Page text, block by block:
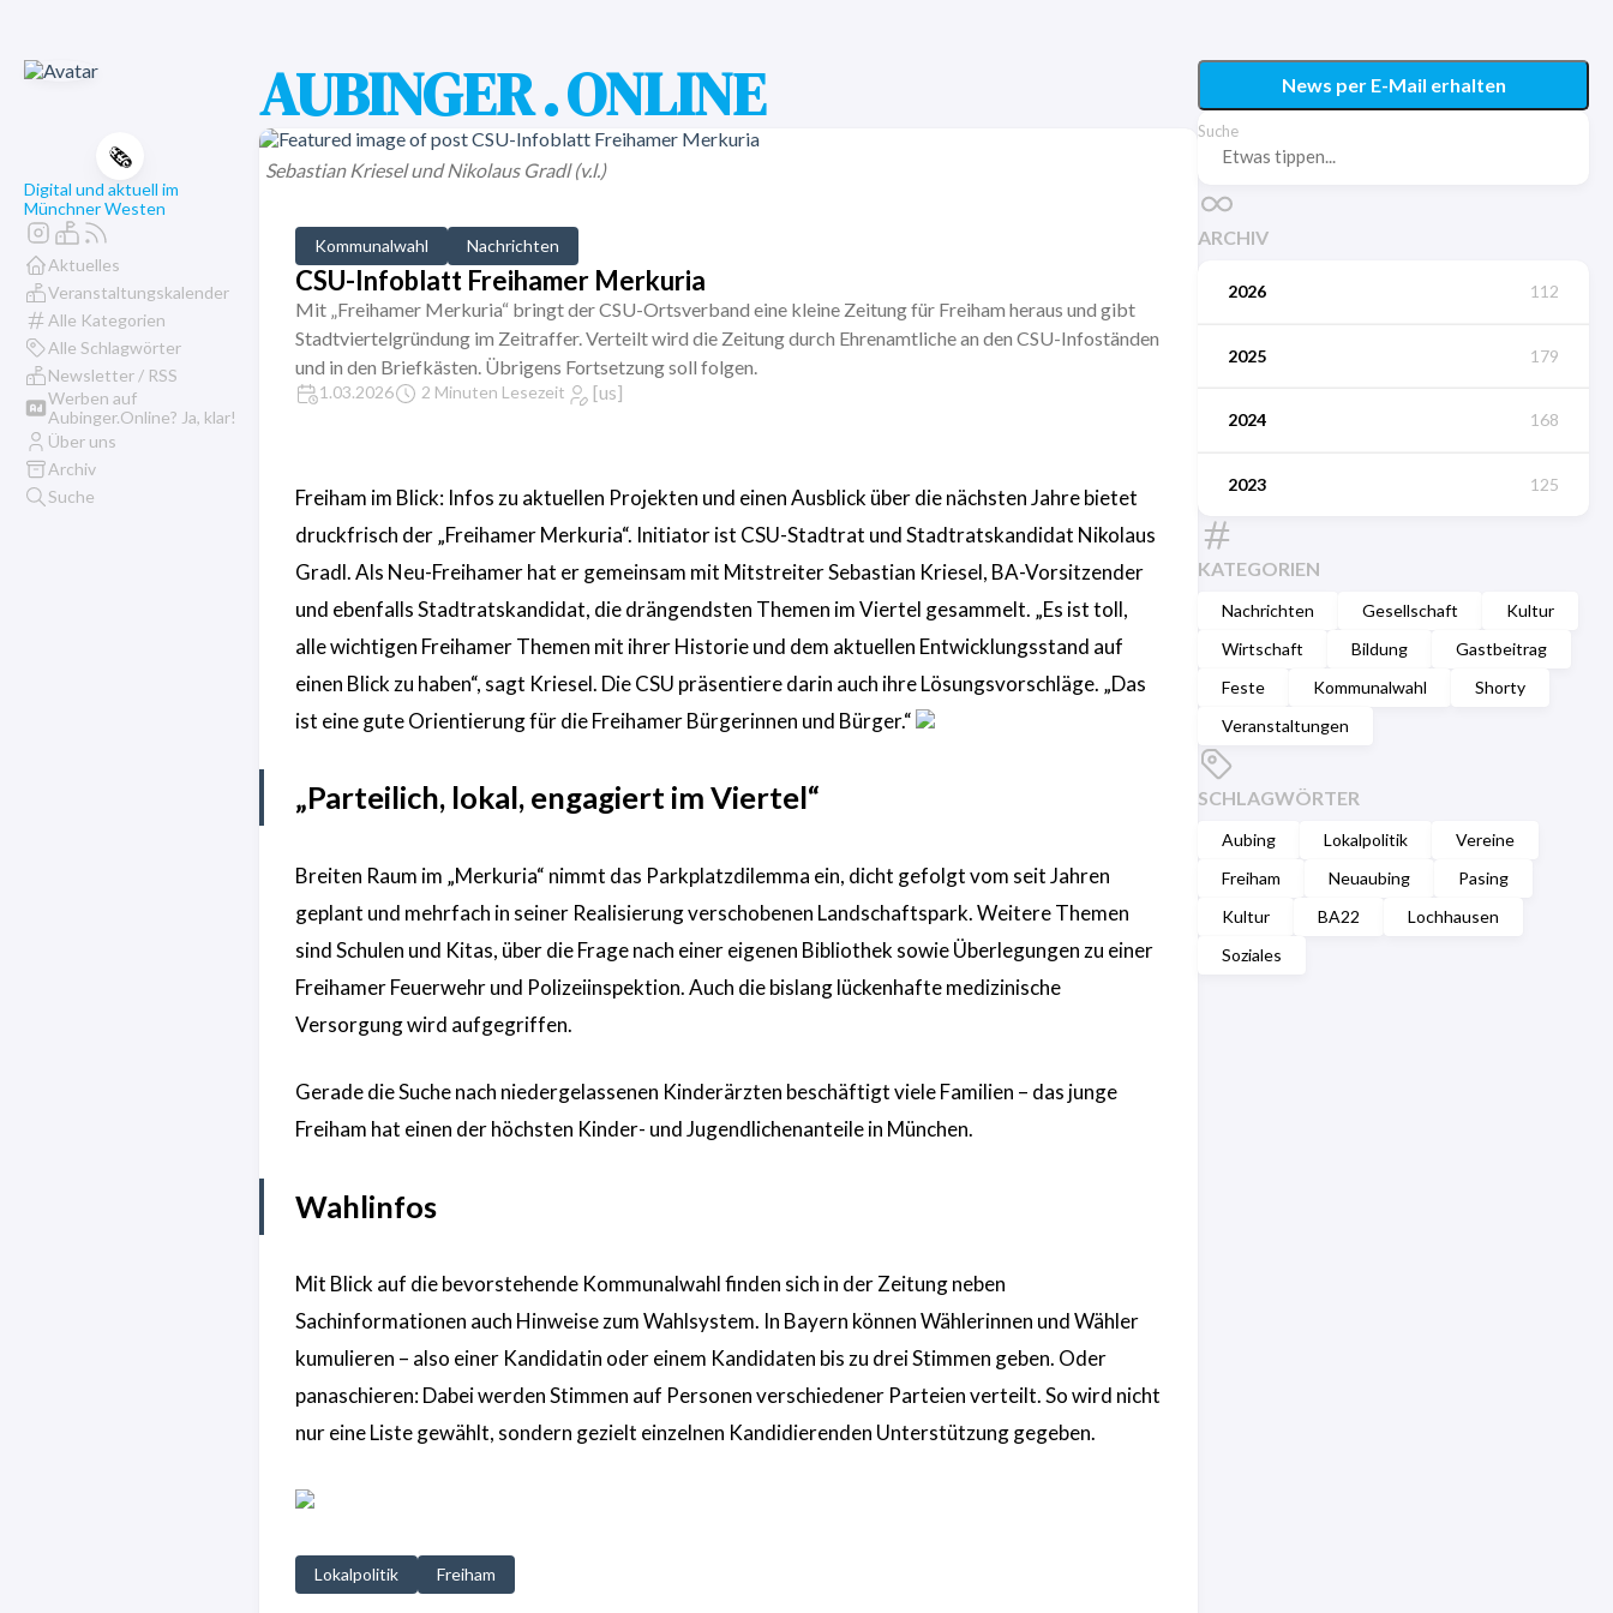
🗞️
Digital und aktuell im
Münchner Westen
Aktuelles
Veranstaltungskalender
Alle Kategorien
Alle Schlagwörter
Newsletter / RSS
Werben auf
Aubinger.Online? Ja, klar!
Über uns
Archiv
Suche
News per E-Mail erhalten
Suche
ARCHIV
2026 112
2025 179
2024 168
2023 125
KATEGORIEN
Nachrichten Gesellschaft
Kultur
Wirtschaft
Bildung
Gastbeitrag
Feste
Kommunalwahl
Shorty
Veranstaltungen
SCHLAGWÖRTER
Aubing Lokalpolitik
Vereine
Freiham
Neuaubing
Pasing
Kultur
BA22
Lochhausen
Soziales
AUBINGER . ONLINE
Sebastian Kriesel und Nikolaus Gradl (v.l.)
Kommunalwahl Nachrichten
CSU-Infoblatt Freihamer Merkuria
Mit „Freihamer Merkuria“ bringt der CSU-Ortsverband eine kleine Zeitung für Freiham heraus und gibt
Stadtviertelgründung im Zeitraffer. Verteilt wird die Zeitung durch Ehrenamtliche an den CSU-Infoständen
und in den Briefkästen. Übrigens Fortsetzung soll folgen.
1.03.2026 2 Minuten Lesezeit [us]
Freiham im Blick: Infos zu aktuellen Projekten und einen Ausblick über die nächsten Jahre bietet
druckfrisch der „Freihamer Merkuria“. Initiator ist CSU-Stadtrat und Stadtratskandidat Nikolaus
Gradl. Als Neu-Freihamer hat er gemeinsam mit Mitstreiter Sebastian Kriesel, BA-Vorsitzender
und ebenfalls Stadtratskandidat, die drängendsten Themen im Viertel gesammelt. „Es ist toll,
alle wichtigen Freihamer Themen mit ihrer Historie und dem aktuellen Entwicklungsstand auf
einen Blick zu haben“, sagt Kriesel. Die CSU präsentiere darin auch ihre Lösungsvorschläge. „Das
ist eine gute Orientierung für die Freihamer Bürgerinnen und Bürger.“
„Parteilich, lokal, engagiert im Viertel“
Breiten Raum im „Merkuria“ nimmt das Parkplatzdilemma ein, dicht gefolgt vom seit Jahren
geplant und mehrfach in seiner Realisierung verschobenen Landschaftspark. Weitere Themen
sind Schulen und Kitas, über die Frage nach einer eigenen Bibliothek sowie Überlegungen zu einer
Freihamer Feuerwehr und Polizeiinspektion. Auch die bislang lückenhafte medizinische
Versorgung wird aufgegriffen.
Gerade die Suche nach niedergelassenen Kinderärzten beschäftigt viele Familien – das junge
Freiham hat einen der höchsten Kinder- und Jugendlichenanteile in München.
Wahlinfos
Mit Blick auf die bevorstehende Kommunalwahl finden sich in der Zeitung neben
Sachinformationen auch Hinweise zum Wahlsystem. In Bayern können Wählerinnen und Wähler
kumulieren – also einer Kandidatin oder einem Kandidaten bis zu drei Stimmen geben. Oder
panaschieren: Dabei werden Stimmen auf Personen verschiedener Parteien verteilt. So wird nicht
nur eine Liste gewählt, sondern gezielt einzelnen Kandidierenden Unterstützung gegeben.
Lokalpolitik Freiham